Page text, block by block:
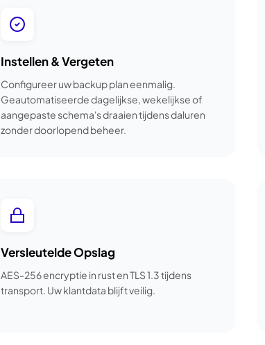
Instellen & Vergeten
Configureer uw backup plan eenmalig.
Geautomatiseerde dagelijkse, wekelijkse of
aangepaste schema's draaien tijdens daluren
zonder doorlopend beheer.
Versleutelde Opslag
AES-256 encryptie in rust en TLS 1.3 tijdens
transport. Uw klantdata blijft veilig.